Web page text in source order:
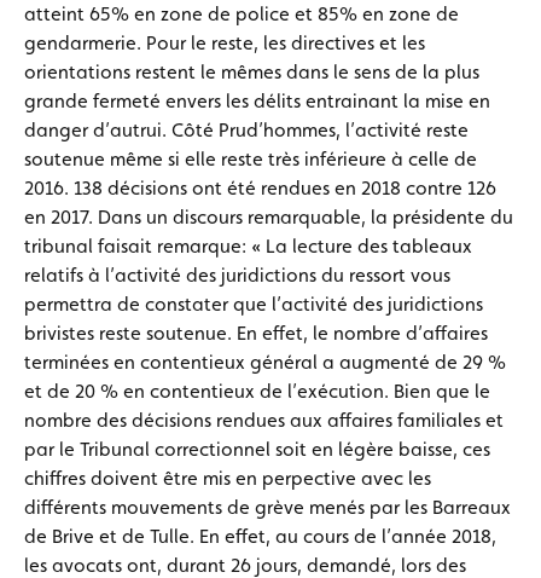
atteint 65% en zone de police et 85% en zone de
gendarmerie. Pour le reste, les directives et les
orientations restent le mêmes dans le sens de la plus
grande fermeté envers les délits entrainant la mise en
danger d’autrui. Côté Prud’hommes, l’activité reste
soutenue même si elle reste très inférieure à celle de
2016. 138 décisions ont été rendues en 2018 contre 126
en 2017. Dans un discours remarquable, la présidente du
tribunal faisait remarque: « La lecture des tableaux
relatifs à l’activité des juridictions du ressort vous
permettra de constater que l’activité des juridictions
brivistes reste soutenue. En effet, le nombre d’affaires
terminées en contentieux général a augmenté de 29 %
et de 20 % en contentieux de l’exécution. Bien que le
nombre des décisions rendues aux affaires familiales et
par le Tribunal correctionnel soit en légère baisse, ces
chiffres doivent être mis en perpective avec les
différents mouvements de grève menés par les Barreaux
de Brive et de Tulle. En effet, au cours de l’année 2018,
les avocats ont, durant 26 jours, demandé, lors des